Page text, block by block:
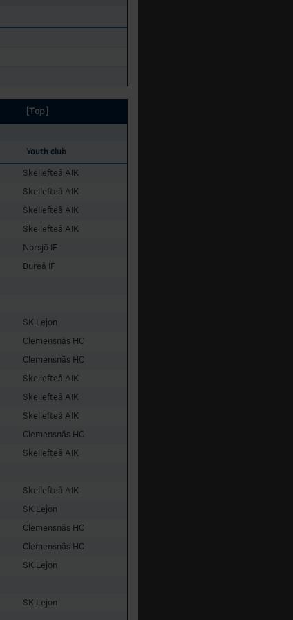
[Top]
Youth club
Skellefteå AIK
Skellefteå AIK
Skellefteå AIK
Skellefteå AIK
Norsjö IF
Bureå IF
SK Lejon
Clemensnäs HC
Clemensnäs HC
Skellefteå AIK
Skellefteå AIK
Skellefteå AIK
Clemensnäs HC
Skellefteå AIK
Skellefteå AIK
SK Lejon
Clemensnäs HC
Clemensnäs HC
SK Lejon
SK Lejon